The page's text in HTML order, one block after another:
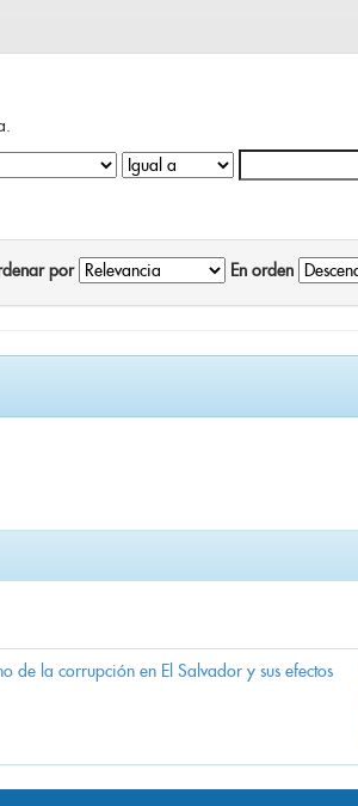
por En orden
de la corrupción en El Salvador y sus efectos